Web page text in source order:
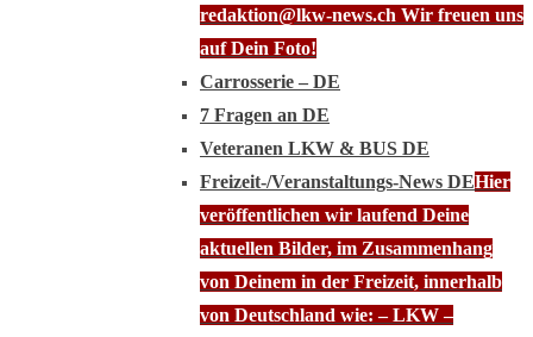
redaktion@lkw-news.ch Wir freuen uns
auf Dein Foto!
Carrosserie – DE
7 Fragen an DE
Veteranen LKW & BUS DE
Freizeit-/Veranstaltungs-News DEHier
veröffentlichen wir laufend Deine
aktuellen Bilder, im Zusammenhang
von Deinem in der Freizeit, innerhalb
von Deutschland wie: – LKW –